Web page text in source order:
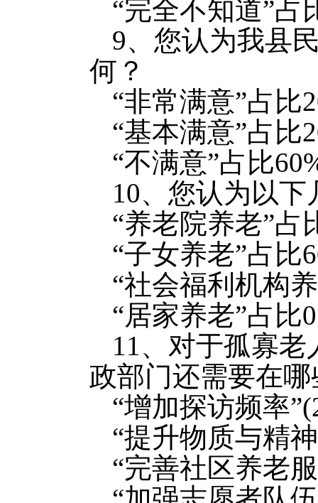
“完全不知道”占
9、您认为我县
何？
“非常满意”占比
“基本满意”占比
“不满意”占比
10、您认为以
“养老院养老”占
“子女养老”占比
“社会福利机构
“居家养老”占比0
11、对于孤寡
政部门还需要在
“增加探访频率
“提升物质与精
“完善社区养老